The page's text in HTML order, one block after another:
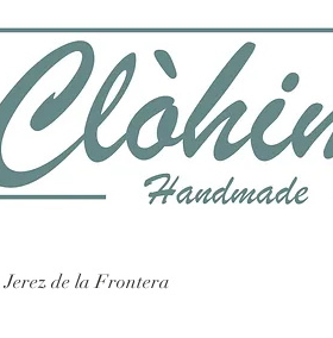
de la Frontera